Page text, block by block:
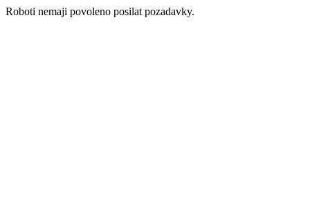
Roboti nemaji povoleno posilat pozadavky.